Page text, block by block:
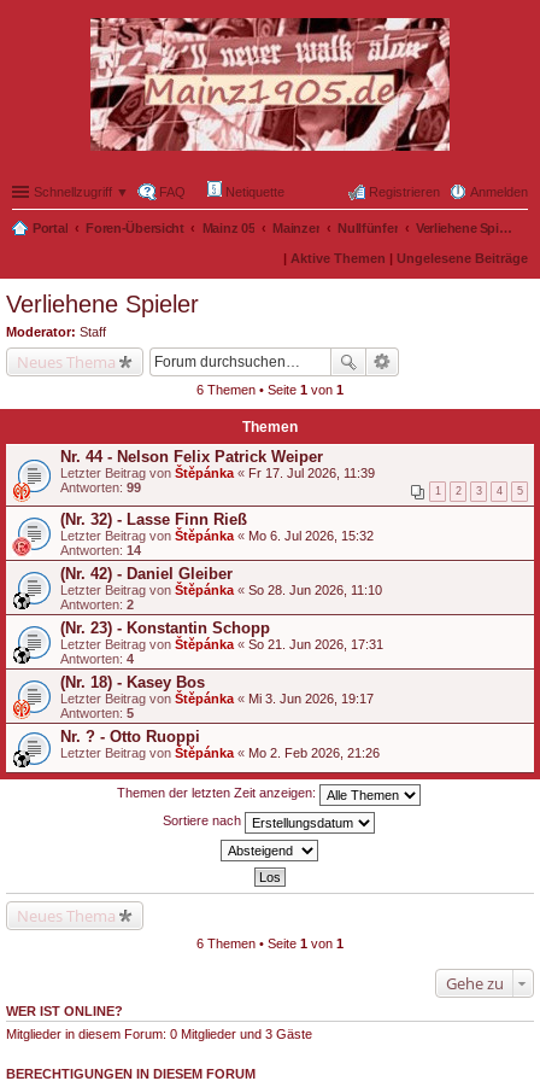
Schnellzugriff ▼ FAQ Netiquette Anmelden
Registrieren
Portal Foren-Übersicht Mainz 05 Mainzer Nullfünfer Verliehene Spieler
| Aktive Themen | Ungelesene Beiträge
Verliehene Spieler
Moderator: Staff
Neues Thema
6 Themen • Seite 1 von 1
Themen
Nr. 44 - Nelson Felix Patrick Weiper
Letzter Beitrag von Štěpánka « Fr 17. Jul 2026, 11:39
Antworten: 99 1 2 3 4 5
(Nr. 32) - Lasse Finn Rieß
Letzter Beitrag von Štěpánka « Mo 6. Jul 2026, 15:32
Antworten: 14
(Nr. 42) - Daniel Gleiber
Letzter Beitrag von Štěpánka « So 28. Jun 2026, 11:10
Antworten: 2
(Nr. 23) - Konstantin Schopp
Letzter Beitrag von Štěpánka « So 21. Jun 2026, 17:31
Antworten: 4
(Nr. 18) - Kasey Bos
Letzter Beitrag von Štěpánka « Mi 3. Jun 2026, 19:17
Antworten: 5
Nr. ? - Otto Ruoppi
Letzter Beitrag von Štěpánka « Mo 2. Feb 2026, 21:26
Themen der letzten Zeit anzeigen:
Sortiere nach
Neues Thema
6 Themen • Seite 1 von 1
Gehe zu
WER IST ONLINE?
Mitglieder in diesem Forum: 0 Mitglieder und 3 Gäste
BERECHTIGUNGEN IN DIESEM FORUM